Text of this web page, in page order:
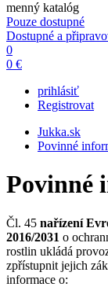
menný katalóg
Pouze dostupné
Dostupné a
0
0 €
prihlásiť
Registrovat
Jukka.sk
Povinné
Povinné
Čl. 45 nařízení
2016/2031 o
rostlin ukládá
zpřístupnit jejich
informace o: